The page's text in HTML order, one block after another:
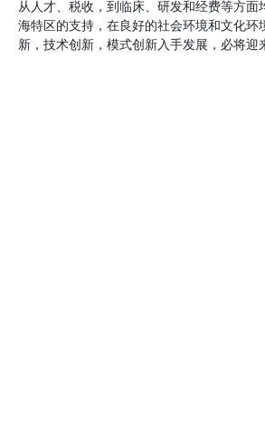
从人才、税收，到临床、研发和经费等方面
海特区的支持，在良好的社会环境和文化环
新，技术创新，模式创新入手发展，必将迎